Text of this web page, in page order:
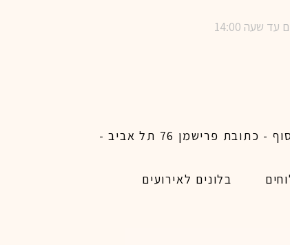
שימו לב ! מינימום הזמנת משלוח באתר לכל האיזורים האפשריים 450 ש״ח ו200 ש״ח מינימום לאיסוף - כתובת פרישמן 76 תל אביב -
בלונים לאירועים